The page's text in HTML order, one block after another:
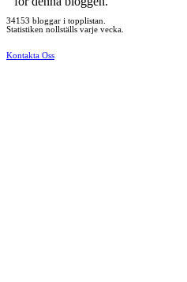
34153 bloggar i topplistan.
Statistiken nollställs varje vecka.
Kontakta Oss